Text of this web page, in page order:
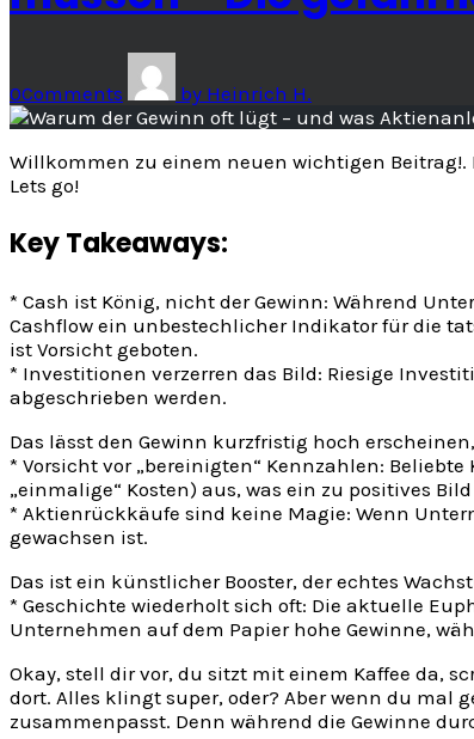
0Comments by Heinrich H.
Willkommen zu einem neuen wichtigen Beitrag!.
Lets go!
Key Takeaways:
* Cash ist König, nicht der Gewinn: Während
Cashflow ein unbestechlicher Indikator für die
ist Vorsicht geboten.
* Investitionen verzerren das Bild: Riesige
abgeschrieben werden.
Das lässt den Gewinn kurzfristig hoch
* Vorsicht vor „bereinigten“ Kennzahlen:
„einmalige“ Kosten) aus, was ein zu positives
* Aktienrückkäufe sind keine Magie: Wenn
gewachsen ist.
Das ist ein künstlicher Booster, der echtes
* Geschichte wiederholt sich oft: Die aktuelle
Unternehmen auf dem Papier hohe Gewinne,
Okay, stell dir vor, du sitzt mit einem Kaffee da,
dort. Alles klingt super, oder? Aber wenn du mal
zusammenpasst. Denn während die Gewinne